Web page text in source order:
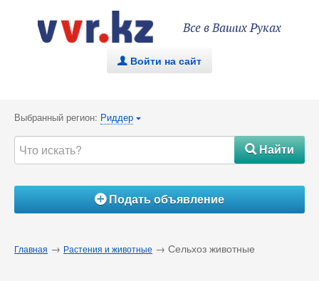
Все в Ваших Руках
. Войти на сайт
Выбранный регион: Риддер {
#Найти
ÁПодать объявление
Главная → Растения и животные → Сельхоз животные